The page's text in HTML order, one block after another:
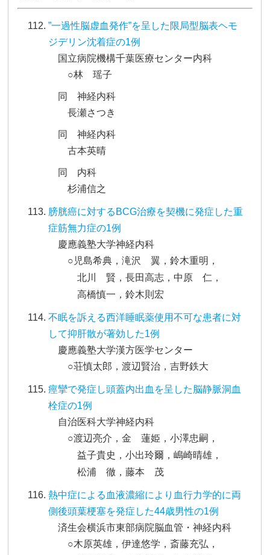
”一過性脳虚血発作”を呈した限局型脳表ヘモ
ジデリン沈着症の1例
国立病院機構千葉医療センター内科
○林 瑶子
同 神経内科
長瀬さつき
同 神経内科
古本英晴
同 内科
杉浦信之
膀胱癌に対するBCG治療を契機に発症した重
症筋無力症の1例
慶應義塾大学神経内科
○児島希典，滝沢 翼，鈴木重明，
北川 賢，長田高志，中原 仁，
高橋慎一，鈴木則宏
不眠を訴える西洋睡眠薬使用不可な患者に対
して抑肝散が著効した1例
慶應義塾大学漢方医学センター
○荘慎太郎，渡辺賢治，吉野鉄大
痙攣で発症し頭蓋内出血を呈した脳静脈洞血
栓症の1例
自治医科大学神経内科
○渡辺亮介，金 蓮姫，小澤忠嗣，
益子貴史，小出玲爾，嶋崎晴雄，
松浦 徹，藤本 茂
熱中症による血液濃縮により血行力学的に両
側後頭葉梗塞を発症した44歳男性の1例
済生会横浜市東部病院脳血管・神経内科
○木原英雄，伊達悠学，斎藤充弘，